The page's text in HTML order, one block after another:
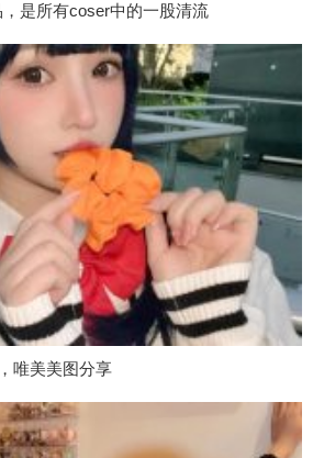
是所有coser中的一股清流
唯美美图分享